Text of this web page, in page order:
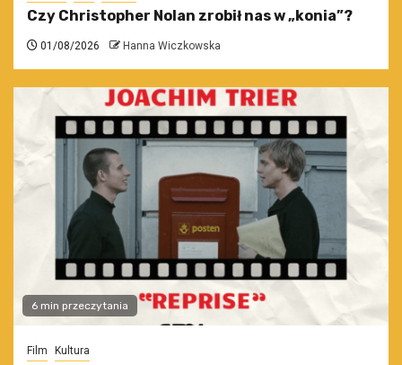
Czy Christopher Nolan zrobił nas w „konia”?
01/08/2026 Hanna Wiczkowska
6 min przeczytania
Film Kultura